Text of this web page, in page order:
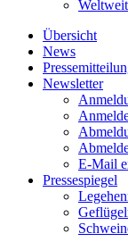
Weltweit
Übersicht
News
Newsletter
E-Mail
Pressespiegel